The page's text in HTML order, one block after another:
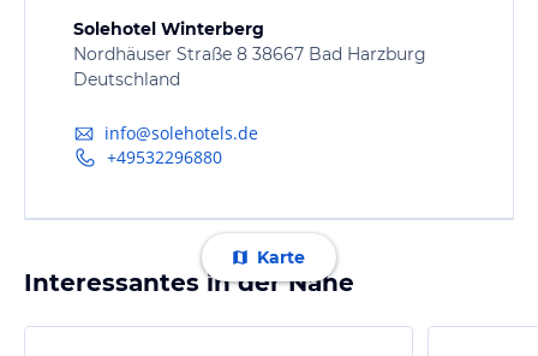
Solehotel Winterberg
Nordhäuser Straße 8 38667 Bad Harzburg
Deutschland
info@solehotels.de
+49532296880
Karte
Interessantes in der Nähe